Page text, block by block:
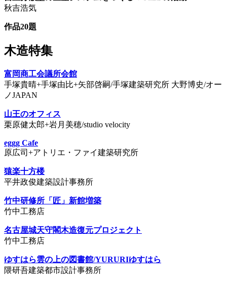
秋吉浩気
作品20題
木造特集
富岡商工会議所会館
手塚貴晴+手塚由比+矢部啓嗣/手塚建築研究所 大野博史/オー
ノJAPAN
山王のオフィス
栗原健太郎+岩月美穂/studio velocity
eggg Cafe
原広司+アトリエ・ファイ建築研究所
猿楽十方楼
平井政俊建築設計事務所
竹中研修所「匠」新館増築
竹中工務店
名古屋城天守閣木造復元プロジェクト
竹中工務店
ゆすはら雲の上の図書館/YURURIゆすはら
隈研吾建築都市設計事務所